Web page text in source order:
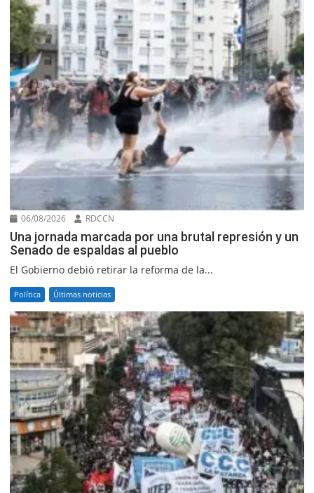
06/08/2026 RDCCN
Una jornada marcada por una brutal represión y un
Senado de espaldas al pueblo
El Gobierno debió retirar la reforma de la...
Política Últimas noticias